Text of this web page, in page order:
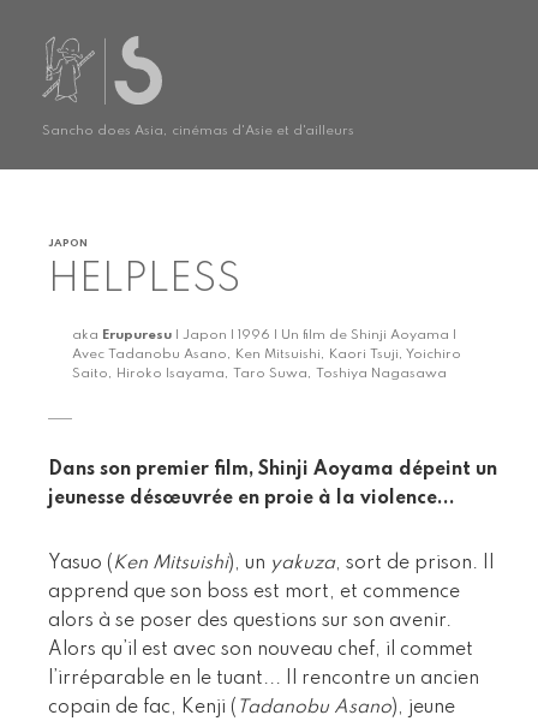
Sancho does Asia, cinémas d'Asie et d'ailleurs
JAPON
HELPLESS
aka Erupuresu | Japon | 1996 | Un film de Shinji Aoyama |
Avec Tadanobu Asano, Ken Mitsuishi, Kaori Tsuji, Yoichiro
Saito, Hiroko Isayama, Taro Suwa, Toshiya Nagasawa
Dans son premier film, Shinji Aoyama dépeint un
jeunesse désœuvrée en proie à la violence...
Yasuo ( Ken Mitsuishi), un yakuza, sort de prison. Il
apprend que son boss est mort, et commence
alors à se poser des questions sur son avenir.
Alors qu’il est avec son nouveau chef, il commet
l’irréparable en le tuant... Il rencontre un ancien
copain de fac, Kenji ( Tadanobu Asano), jeune